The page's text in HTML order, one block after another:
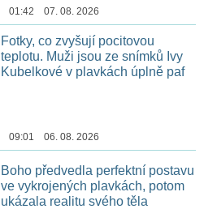
01:42 07. 08. 2026
Fotky, co zvyšují pocitovou
teplotu. Muži jsou ze snímků Ivy
Kubelkové v plavkách úplně paf
09:01 06. 08. 2026
Boho předvedla perfektní postavu
ve vykrojených plavkách, potom
ukázala realitu svého těla